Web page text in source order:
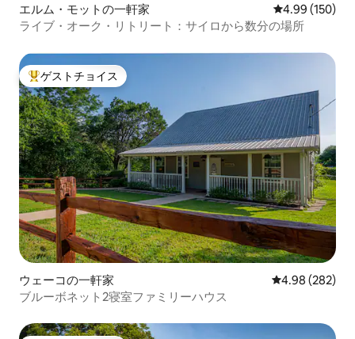
エルム・モットの一軒家 レビュー150
4.99 (150)
ライブ・オーク・リトリート：サイロから数分の場所
大好評のゲストチョイスです。
ゲストチョイス
ウェーコの一軒家 レビュー282
4.98 (282)
ブルーボネット2寝室ファミリーハウス